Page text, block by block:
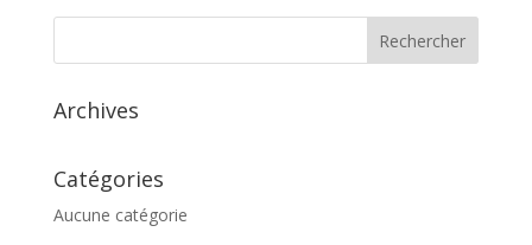
Archives
Catégories
Aucune catégorie